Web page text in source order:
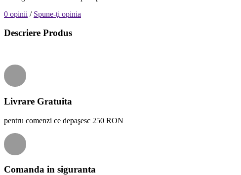
0 opinii / Spune-ţi opinia
Descriere Produs
Livrare Gratuita
pentru comenzi ce depaşesc 250 RON
Comanda in siguranta